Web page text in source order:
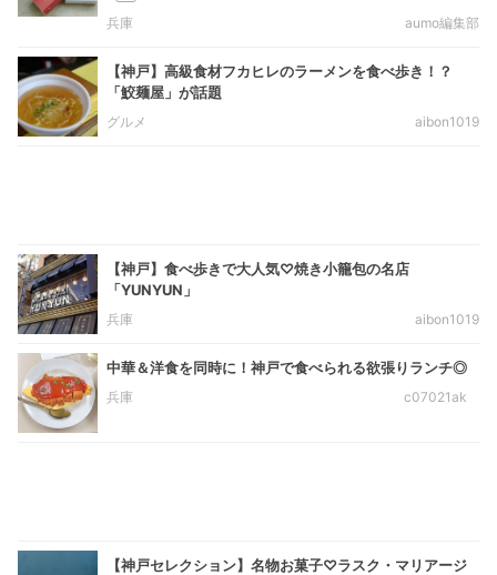
兵庫 aumo編集部
【神戸】高級食材フカヒレのラーメンを食べ歩き！？
「鮫麺屋」が話題
グルメ aibon1019
【神戸】食べ歩きで大人気♡焼き小籠包の名店
「YUNYUN」
兵庫 aibon1019
中華＆洋食を同時に！神戸で食べられる欲張りランチ◎
兵庫 c07021ak
【神戸セレクション】名物お菓子♡ラスク・マリアージ